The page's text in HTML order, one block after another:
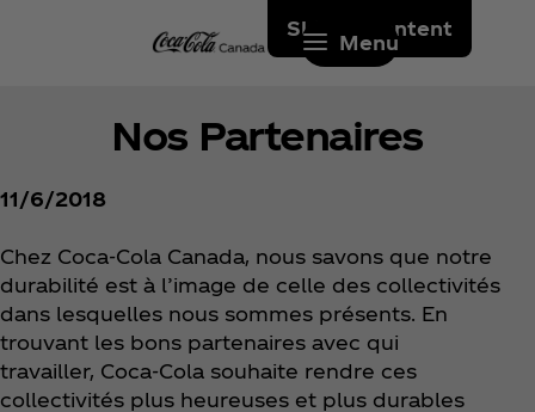
Skip to content
Menu
Nos Partenaires
11/6/2018
Chez Coca‑Cola Canada, nous savons que notre
durabilité est à l’image de celle des collectivités
dans lesquelles nous sommes présents. En
trouvant les bons partenaires avec qui
travailler, Coca‑Cola souhaite rendre ces
collectivités plus heureuses et plus durables